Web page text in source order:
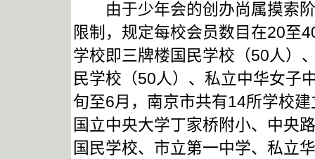
由于少年会的创办尚属摸索阶
限制，规定每校会员数目在20至
学校即三牌楼国民学校（50人）
民学校（50人）、私立中华女子
旬至6月，南京市共有14所学校
国立中央大学丁家桥附小、中央
国民学校、市立第一中学、私立